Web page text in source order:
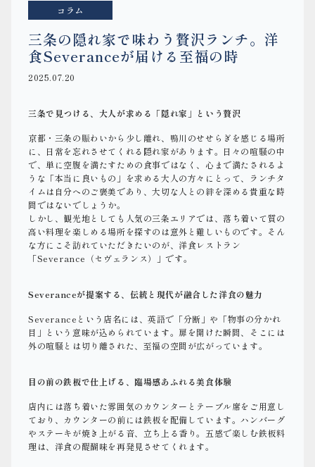
コラム
三条の隠れ家で味わう贅沢ランチ。洋
食Severanceが届ける至福の時
2025.07.20
三条で見つける、大人が求める「隠れ家」という贅沢
京都・三条の賑わいから少し離れ、鴨川のせせらぎを感じる場所
に、日常を忘れさせてくれる隠れ家があります。日々の喧騒の中
で、単に空腹を満たすための食事ではなく、心まで満たされるよ
うな「本当に良いもの」を求める大人の方々にとって、ランチタ
イムは自分へのご褒美であり、大切な人との絆を深める貴重な時
間ではないでしょうか。
しかし、観光地としても人気の三条エリアでは、落ち着いて質の
高い料理を楽しめる場所を探すのは意外と難しいものです。そん
な方にこそ訪れていただきたいのが、洋食レストラン
「Severance（セヴェランス）」です。
Severanceが提案する、伝統と現代が融合した洋食の魅力
Severanceという店名には、英語で「分断」や「物事の分かれ
目」という意味が込められています。扉を開けた瞬間、そこには
外の喧騒とは切り離された、至福の空間が広がっています。
目の前の鉄板で仕上げる、臨場感あふれる美食体験
店内には落ち着いた雰囲気のカウンターとテーブル席をご用意し
ており、カウンターの前には鉄板を配備しています。ハンバーグ
やステーキが焼き上がる音、立ち上る香り。五感で楽しむ鉄板料
理は、洋食の醍醐味を再発見させてくれます。